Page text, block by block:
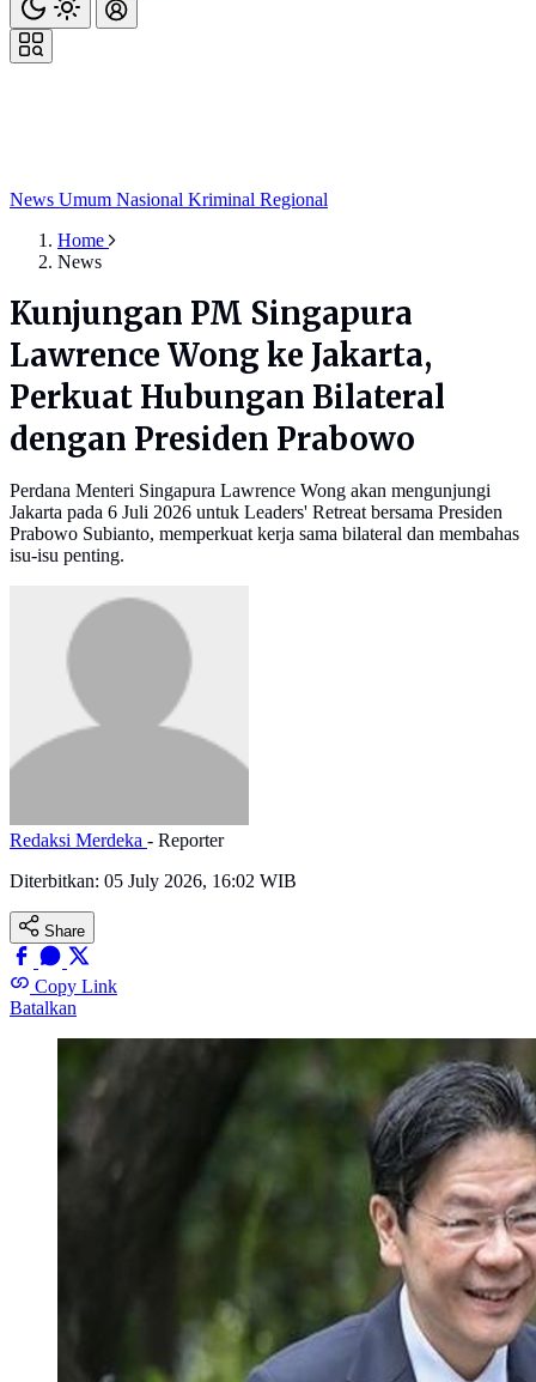
News Umum Nasional Kriminal Regional
Home
News
Kunjungan PM Singapura
Lawrence Wong ke Jakarta,
Perkuat Hubungan Bilateral
dengan Presiden Prabowo
Perdana Menteri Singapura Lawrence Wong akan mengunjungi
Jakarta pada 6 Juli 2026 untuk Leaders' Retreat bersama Presiden
Prabowo Subianto, memperkuat kerja sama bilateral dan membahas
isu-isu penting.
Redaksi Merdeka - Reporter
Diterbitkan: 05 July 2026, 16:02 WIB
Share
Copy Link
Batalkan